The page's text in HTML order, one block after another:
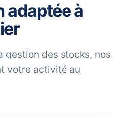
adaptée à
gestion des stocks, nos
votre activité au